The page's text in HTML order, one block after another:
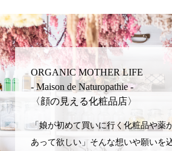
ORGANIC MOTHER LIFE
- Maison de Naturopathie -
〈顔の見える化粧品店〉
「娘が初めて買いに行く化粧品や薬
あって欲しい」そんな想いや願いを